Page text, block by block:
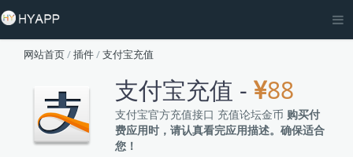
网站首页/插件/支付宝充值
支付宝充值 - 88
支付宝官方充值接口 充值论坛金币 购买付
费应用时，请认真看完应用描述。确保适合
您！